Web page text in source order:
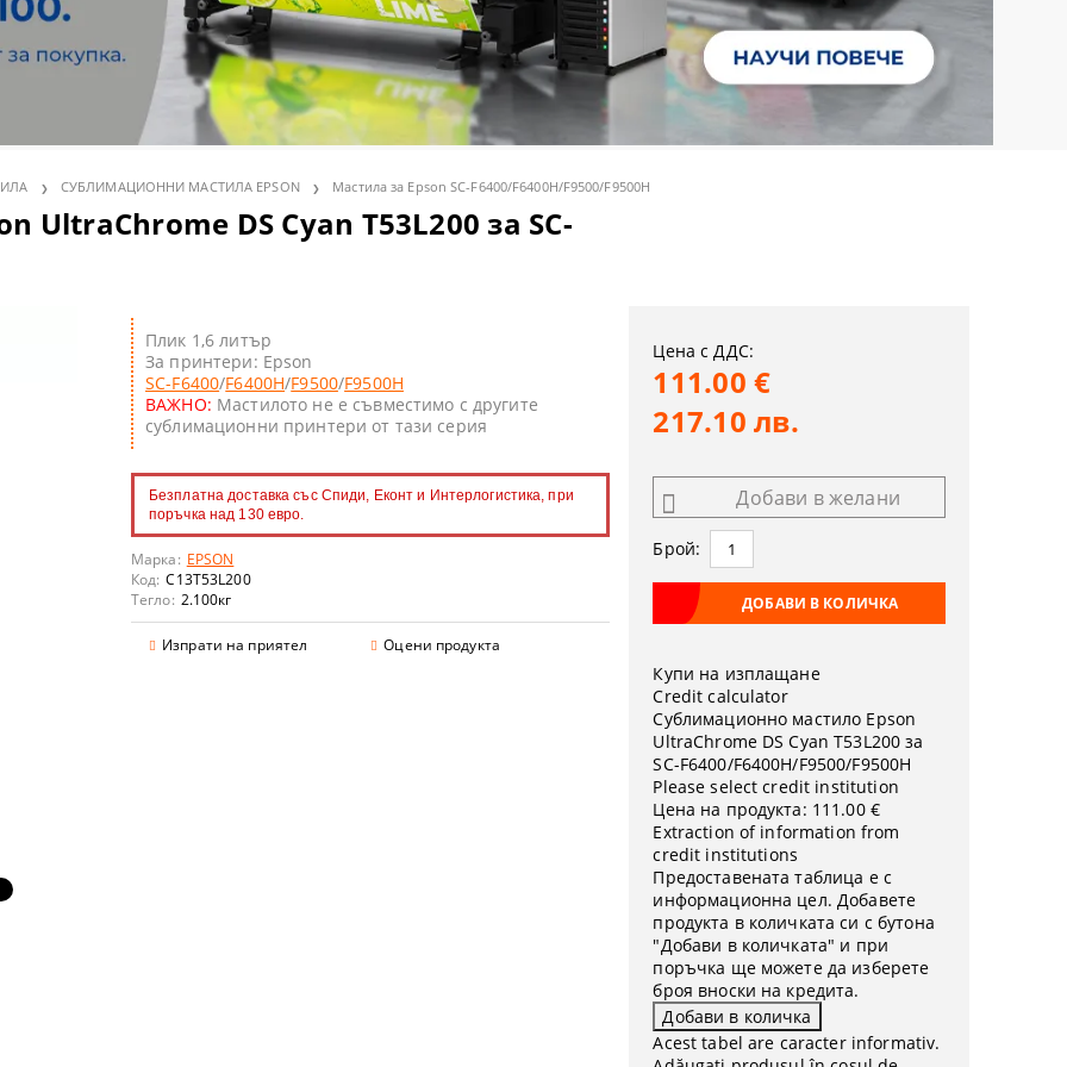
S - солвентни широкоформатни принтери
V - UV LED принтери
T - широкоформатни принтери/скенери POS/CAD/GIS
ГЕЛ-СУБЛИМАЦИОННИ ПРИНТЕРИ
ПРИНТЕРИ SAWGRASS
с бял и неонов тонер
медии
за термосублимационен печат
CD/DVD/BD дискове за инк-джет печат
тениски
и консумативи
и календари
консумативи
ТЕРМОПРЕСИ
и магнити
СУБЛИМАЦИОННИ МАСТИЛА EPSON Мастила за Epson SC-F6400/F6400H/F9500/F9500H
UltraChrome DS Cyan T53L200 за SC-
Плик 1,6 литър
За принтери: Epson
SC-F6400/F6400H/F9500/F9500H
ВАЖНО: Мастилото не е съвместимо с другите
сублимационни принтери от тази серия
Безплатна доставка със Спиди, Еконт и Интерлогистика, при
поръчка над 130 евро.
Марка: EPSON
Код: C13T53L200
Тегло: 2.100кг
Изпрати на приятел Оцени продукта
Цена с ДДС:
111.00 €
217.10 лв.
Добави в желани
Брой:
Купи на изплащане
Credit calculator
Сублимационно мастило Epson
UltraChrome DS Cyan T53L200 за
SC-F6400/F6400H/F9500/F9500H
Please select credit institution
Цена на продукта: 111.00 €
Extraction of information from
credit institutions
Предоставената таблица е с
информационна цел. Добавете
продукта в количката си с бутона
"Добави в количката" и при
поръчка ще можете да изберете
броя вноски на кредита.
Acest tabel are caracter informativ.